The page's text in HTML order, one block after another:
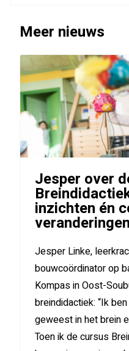
de
Waard
Meer nieuws
Jesper over
inzichten én
Jesper Linke,
bouwcoördinator op
Kompas in Oost-
breindidactiek: “Ik
geweest in het brein
Toen ik de cursus